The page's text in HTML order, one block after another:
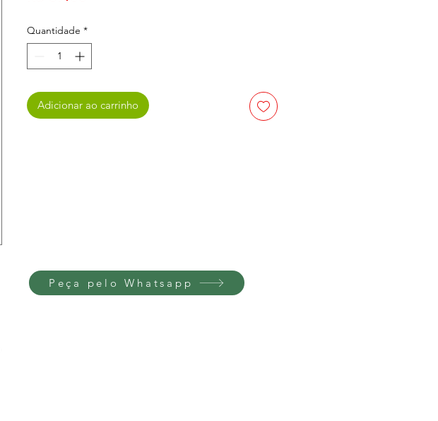
Quantidade *
Adicionar ao carrinho
Peça pelo Whatsapp